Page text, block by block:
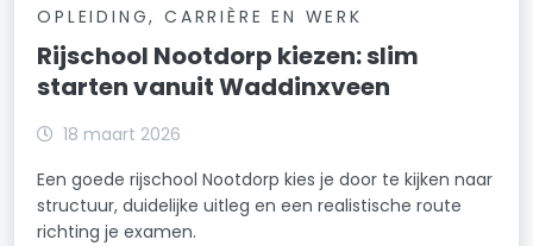
OPLEIDING, CARRIÈRE EN WERK
Rijschool Nootdorp kiezen: slim
starten vanuit Waddinxveen
18 maart 2026
Een goede rijschool Nootdorp kies je door te kijken naar
structuur, duidelijke uitleg en een realistische route
richting je examen.